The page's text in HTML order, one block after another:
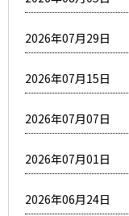
2026年07月29日
2026年07月15日
2026年07月07日
2026年07月01日
2026年06月24日